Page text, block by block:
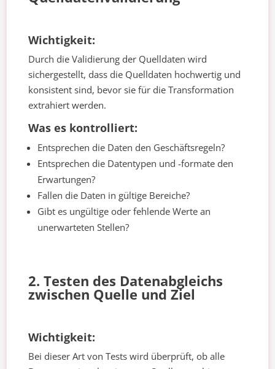
Wichtigkeit:
Durch die Validierung der Quelldaten wird
sichergestellt, dass die Quelldaten hochwertig und
konsistent sind, bevor sie für die Transformation
extrahiert werden.
Was es kontrolliert:
Entsprechen die Daten den Geschäftsregeln?
Entsprechen die Datentypen und -formate den
Erwartungen?
Fallen die Daten in gültige Bereiche?
Gibt es ungültige oder fehlende Werte an
unerwarteten Stellen?
2. Testen des Datenabgleichs
zwischen Quelle und Ziel
Wichtigkeit:
Bei dieser Art von Tests wird überprüft, ob alle